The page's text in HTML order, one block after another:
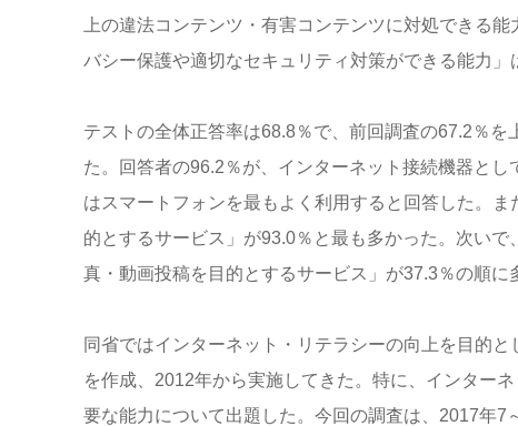
上の違法コンテンツ・有害コンテンツに対処できる
バシー保護や適切なセキュリティ対策ができる能力」
テストの全体正答率は68.8％で、前回調査の67.2％
た。回答者の96.2％が、インターネット接続機器と
はスマートフォンを最もよく利用すると回答した。
的とするサービス」が93.0％と最も多かった。次い
真・動画投稿を目的とするサービス」が37.3％の順に
同省ではインターネット・リテラシーの向上を目的
を作成、2012年から実施してきた。特に、インター
要な能力について出題した。今回の調査は、2017年7